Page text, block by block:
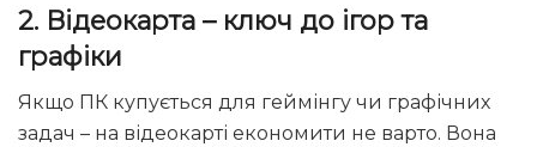
2. Відеокарта –ключ до ігор та
графіки
Якщо ПК купується для геймінгу чи графічних
задач – на відеокарті економити не варто. Вона